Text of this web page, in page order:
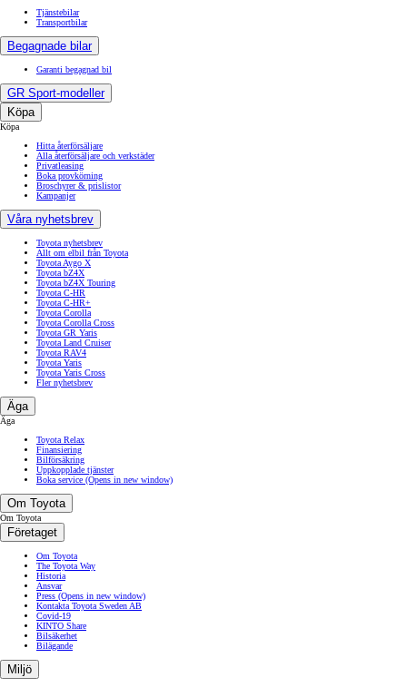
Tjänstebilar
Transportbilar
Begagnade bilar
Garanti begagnad bil
GR Sport-modeller
Köpa
Köpa
Hitta återförsäljare
Alla återförsäljare och verkstäder
Privatleasing
Boka provkörning
Broschyrer & prislistor
Kampanjer
Våra nyhetsbrev
Toyota nyhetsbrev
Allt om elbil från Toyota
Toyota Aygo X
Toyota bZ4X
Toyota bZ4X Touring
Toyota C-HR
Toyota C-HR+
Toyota Corolla
Toyota Corolla Cross
Toyota GR Yaris
Toyota Land Cruiser
Toyota RAV4
Toyota Yaris
Toyota Yaris Cross
Fler nyhetsbrev
Äga
Äga
Toyota Relax
Finansiering
Bilförsäkring
Uppkopplade tjänster
Boka service (Opens in new window)
Om Toyota
Om Toyota
Företaget
Om Toyota
The Toyota Way
Historia
Ansvar
Press (Opens in new window)
Kontakta Toyota Sweden AB
Covid-19
KINTO Share
Bilsäkerhet
Bilägande
Miljö